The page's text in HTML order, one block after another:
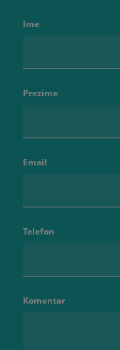
Ime
Prezime
Email
Telefon
Komentar